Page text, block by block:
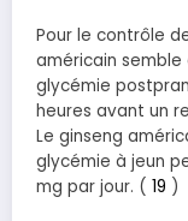
Pour le contrôle
américain
glycémie
heures avant un
Le ginseng
glycémie à jeun
mg par jour. ( 19 )